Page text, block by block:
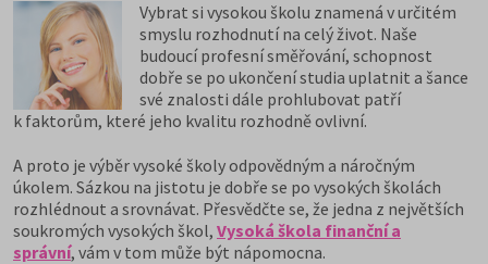
Vybrat si vysokou školu znamená v určitém
smyslu rozhodnutí na celý život. Naše
budoucí profesní směřování, schopnost
dobře se po ukončení studia uplatnit a šance
své znalosti dále prohlubovat patří
k faktorům, které jeho kvalitu rozhodně ovlivní.
A proto je výběr vysoké školy odpovědným a náročným
úkolem. Sázkou na jistotu je dobře se po vysokých školách
rozhlédnout a srovnávat. Přesvědčte se, že jedna z největších
soukromých vysokých škol, Vysoká škola finanční a
správní, vám v tom může být nápomocna.